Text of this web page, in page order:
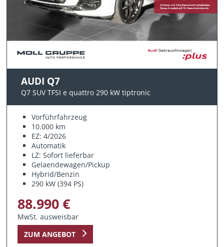
AUDI Q7
Q7 SUV TFSI e quattro 290 kW tiptronic
Vorführfahrzeug
10.000 km
EZ: 4/2026
Automatik
LZ: Sofort lieferbar
Gelaendewagen/Pickup
Hybrid/Benzin
290 kW (394 PS)
88.990 €
MwSt. ausweisbar
ZUM ANGEBOT